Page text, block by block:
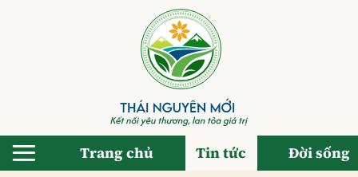
Trang chủ Tin tức Đời sống